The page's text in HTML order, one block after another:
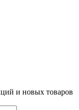
и новых товаров